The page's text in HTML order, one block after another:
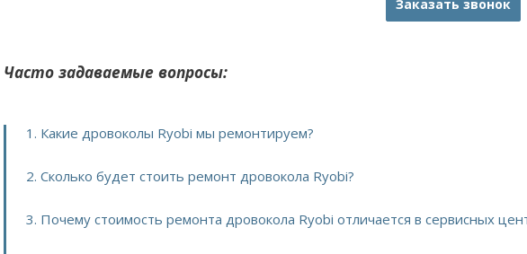
Заказать звонок
Часто задаваемые вопросы:
1. Какие дровоколы Ryobi мы ремонтируем?
2. Сколько будет стоить ремонт дровокола Ryobi?
3. Почему стоимость ремонта дровокола Ryobi отличается в сервисных